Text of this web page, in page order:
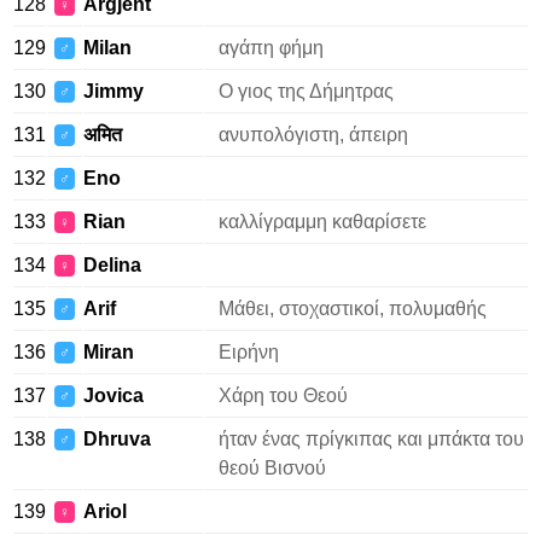
128 ♀ Argjent
129 ♂ Milan αγάπη φήμη
130 ♂ Jimmy Ο γιος της Δήμητρας
131 ♂ अमित ανυπολόγιστη, άπειρη
132 ♂ Eno
133 ♀ Rian καλλίγραμμη καθαρίσετε
134 ♀ Delina
135 ♂ Arif Μάθει, στοχαστικοί, πολυμαθής
136 ♂ Miran Ειρήνη
137 ♂ Jovica Χάρη του Θεού
138 ♂ Dhruva
ήταν ένας πρίγκιπας και μπάκτα του
θεού Βισνού
139 ♀ Ariol